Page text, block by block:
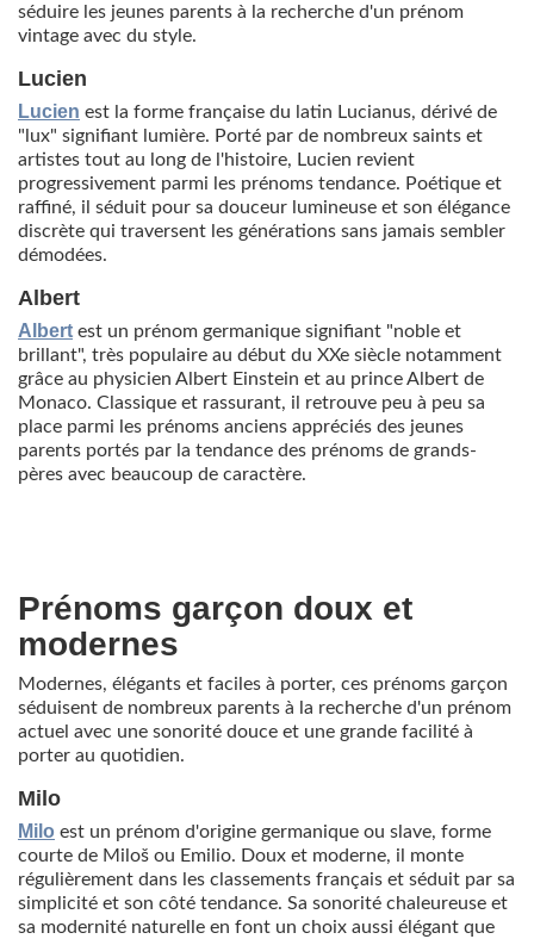
séduire les jeunes parents à la recherche d'un prénom
vintage avec du style.
Lucien
Lucien est la forme française du latin Lucianus, dérivé de
"lux" signifiant lumière. Porté par de nombreux saints et
artistes tout au long de l'histoire, Lucien revient
progressivement parmi les prénoms tendance. Poétique et
raffiné, il séduit pour sa douceur lumineuse et son élégance
discrète qui traversent les générations sans jamais sembler
démodées.
Albert
Albert est un prénom germanique signifiant "noble et
brillant", très populaire au début du XXe siècle notamment
grâce au physicien Albert Einstein et au prince Albert de
Monaco. Classique et rassurant, il retrouve peu à peu sa
place parmi les prénoms anciens appréciés des jeunes
parents portés par la tendance des prénoms de grands-
pères avec beaucoup de caractère.
Prénoms garçon doux et
modernes
Modernes, élégants et faciles à porter, ces prénoms garçon
séduisent de nombreux parents à la recherche d'un prénom
actuel avec une sonorité douce et une grande facilité à
porter au quotidien.
Milo
Milo est un prénom d'origine germanique ou slave, forme
courte de Miloš ou Emilio. Doux et moderne, il monte
régulièrement dans les classements français et séduit par sa
simplicité et son côté tendance. Sa sonorité chaleureuse et
sa modernité naturelle en font un choix aussi élégant que